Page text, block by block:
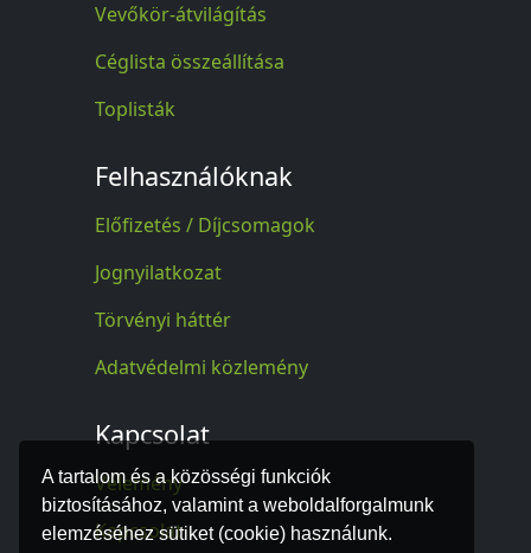
A tartalom és a közösségi funkciók
biztosításához, valamint a weboldalforgalmunk
elemzéséhez sütiket (cookie) használunk.
Vevőkör-átvilágítás
Céglista összeállítása
Toplisták
Felhasználóknak
Előfizetés / Díjcsomagok
Jognyilatkozat
Törvényi háttér
Adatvédelmi közlemény
Kapcsolat
Vélemény
Kapcsolat